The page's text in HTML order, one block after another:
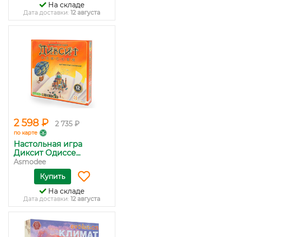
На складе
Дата доставки: 12 августа
2 598 ₽ 2 735 ₽
по карте
Настольная игра
Диксит Одиссе...
Asmodee
Купить
На складе
Дата доставки: 12 августа